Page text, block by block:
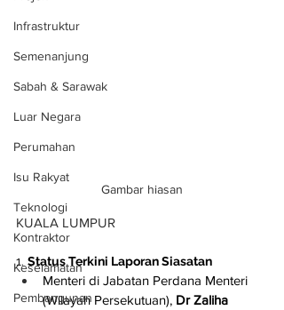
Infrastruktur
Semenanjung
Sabah & Sarawak
Luar Negara
Perumahan
Isu Rakyat
Teknologi
Kontraktor
Keselamatan
Pembangunan
Gambar hiasan
KUALA LUMPUR
1. Status Terkini Laporan Siasatan
Menteri di Jabatan Perdana Menteri
(Wilayah Persekutuan), Dr Zaliha